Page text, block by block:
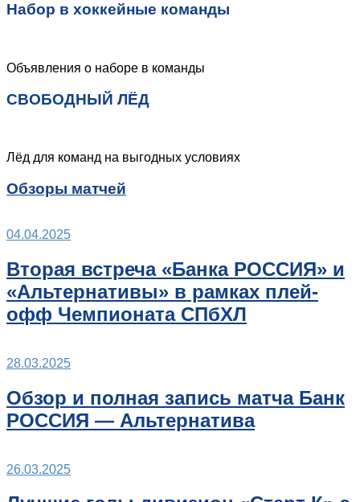
Набор в хоккейные команды
Объявления о наборе в команды
СВОБОДНЫЙ ЛЁД
Лёд для команд на выгодных условиях
Обзоры матчей
04.04.2025
Вторая встреча «Банка РОССИЯ» и
«Альтернативы» в рамках плей-
офф Чемпионата СПбХЛ
28.03.2025
Обзор и полная запись матча Банк
РОССИЯ — Альтернатива
26.03.2025